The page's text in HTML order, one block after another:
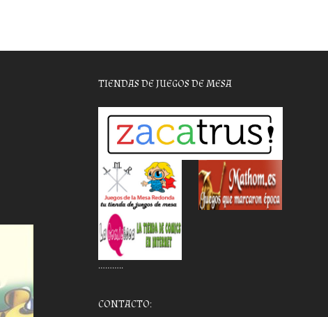
TIENDAS DE JUEGOS DE MESA
………..
CONTACTO: